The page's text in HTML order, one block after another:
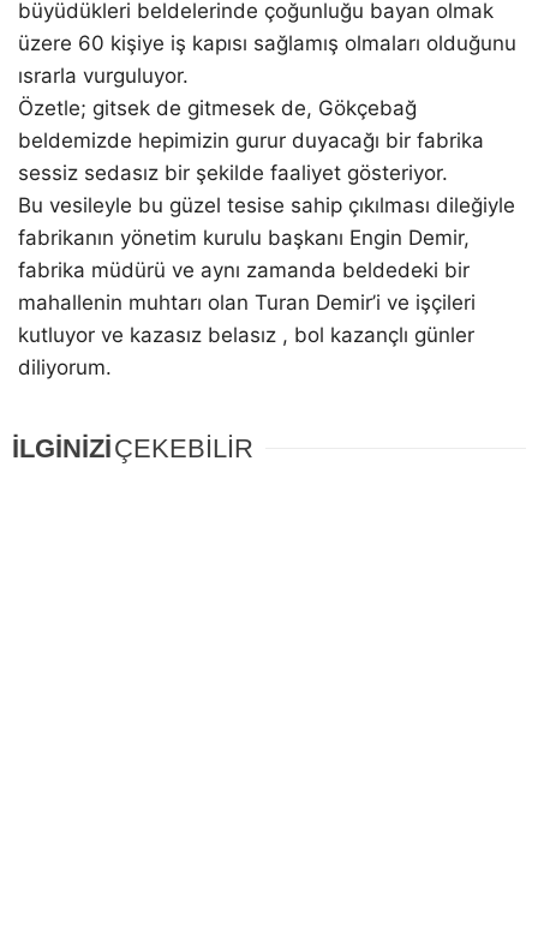
büyüdükleri beldelerinde çoğunluğu bayan olmak
üzere 60 kişiye iş kapısı sağlamış olmaları olduğunu
ısrarla vurguluyor.
Özetle; gitsek de gitmesek de, Gökçebağ
beldemizde hepimizin gurur duyacağı bir fabrika
sessiz sedasız bir şekilde faaliyet gösteriyor.
Bu vesileyle bu güzel tesise sahip çıkılması dileğiyle
fabrikanın yönetim kurulu başkanı Engin Demir,
fabrika müdürü ve aynı zamanda beldedeki bir
mahallenin muhtarı olan Turan Demir’i ve işçileri
kutluyor ve kazasız belasız , bol kazançlı günler
diliyorum.
İLGİNİZİÇEKEBİLİR